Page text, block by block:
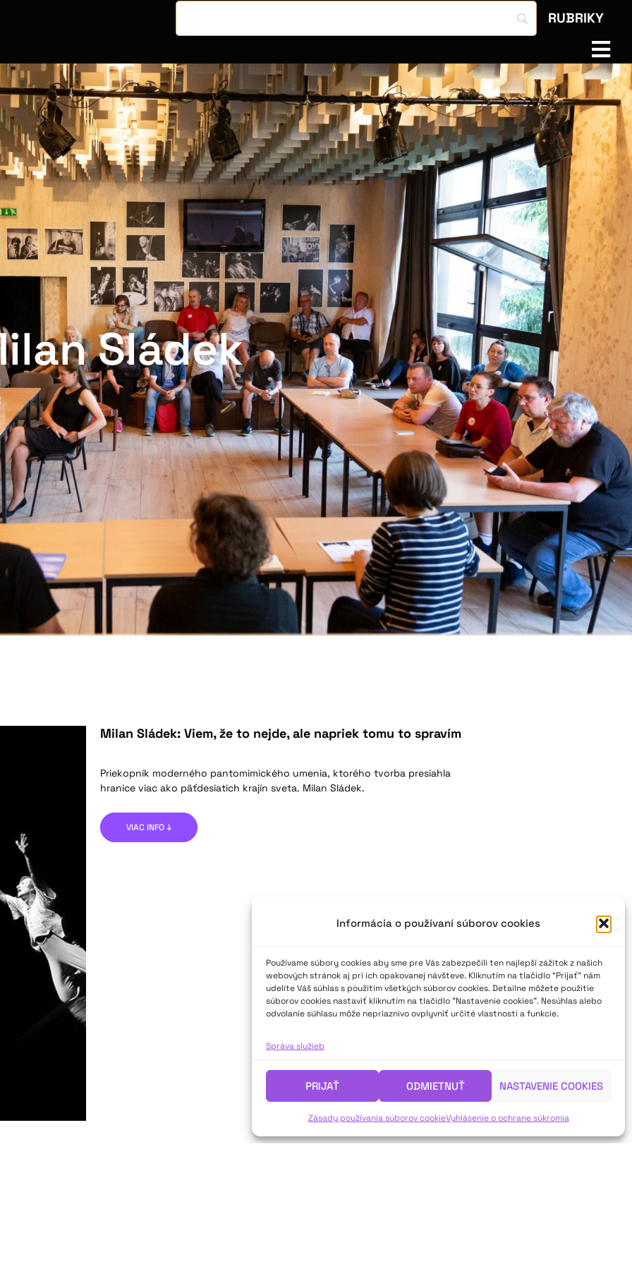
Informácia o používaní súborov cookies
Používame súbory cookies aby sme pre Vás zabezpečili ten najlepší zážitok z našich
webových stránok aj pri ich opakovanej návšteve. Kliknutím na tlačidlo “Prijať” nám
udelíte Váš súhlas s použitím všetkých súborov cookies. Detailne môžete použitie
súborov cookies nastaviť kliknutím na tlačidlo "Nastavenie cookies". Nesúhlas alebo
odvolanie súhlasu môže nepriaznivo ovplyvniť určité vlastnosti a funkcie.
Správa služieb
PRIJAŤ ODMIETNUŤ NASTAVENIE COOKIES
Zásady používania súborov cookieVyhlásenie o ochrane súkromia
RUBRIKY
Sládek
Milan Sládek: Viem, že to nejde, ale napriek tomu to spravím
Priekopník moderného pantomimického umenia, ktorého tvorba presiahla
hranice viac ako päťdesiatich krajín sveta. Milan Sládek.
VIAC INFO ↓